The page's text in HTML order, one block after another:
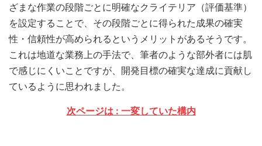
ざまな作業の段階ごとに明確なクライテリア（評価基準）
を設定することで、その段階ごとに得られた成果の確実
性・信頼性が高められるというメリットがあるそうです。
これは地道な業務上の手法で、筆者のような部外者には肌
で感じにくいことですが、開発目標の確実な達成に貢献し
ているように思われました。
次ページは : 一変していた構内